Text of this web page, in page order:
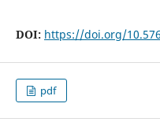
DOI: https://doi.org/
pdf